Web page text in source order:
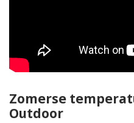
Zomerse
Outdoor